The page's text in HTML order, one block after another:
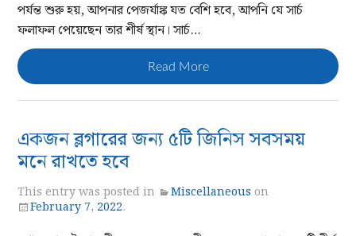
পর্যন্ত শুরু হয়, আপনার পেজর্যাঙ্ক যত বেশি হবে, আপনি যে সার্চ
ফলাফল পেয়েছেন তার শীর্ষ স্থান। সার্চ…
Read More
একজন ব্লগারের জন্য ৫টি জিনিস সবসময়
মনে রাখতে হবে
This entry was posted in Miscellaneous on
February 7, 2022.